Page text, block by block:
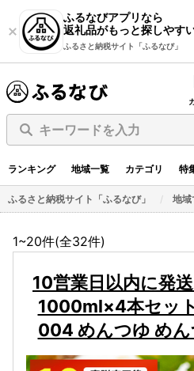
ふるなびアプリなら
返礼品がもっと探しやす
ふるさと納税サイト「ふるなび」
キーワードを入力
ランキング 地域一覧 カテゴリ 特
ふるさと納税サイト「ふるなび」 地域
1~20件(全32件)
10営業日以内に発
1000ml×4本セッ
004 めんつゆ めん